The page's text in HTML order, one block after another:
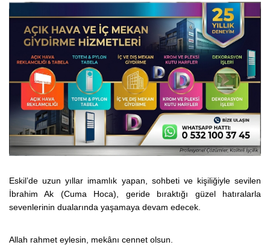
Eskil’de uzun yıllar imamlık yapan, sohbeti ve kişiliğiyle sevilen
İbrahim Ak (Cuma Hoca), geride bıraktığı güzel hatıralarla
sevenlerinin dualarında yaşamaya devam edecek.
Allah rahmet eylesin, mekânı cennet olsun.